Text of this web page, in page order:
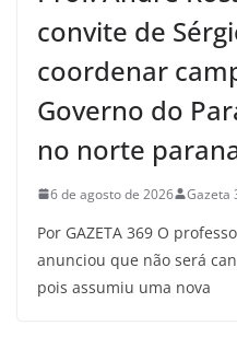
convite de
coordenar
Governo do
no norte
6 de agosto de 2026 Gazeta
Por GAZETA 369 O
anunciou que não será
pois assumiu uma nova